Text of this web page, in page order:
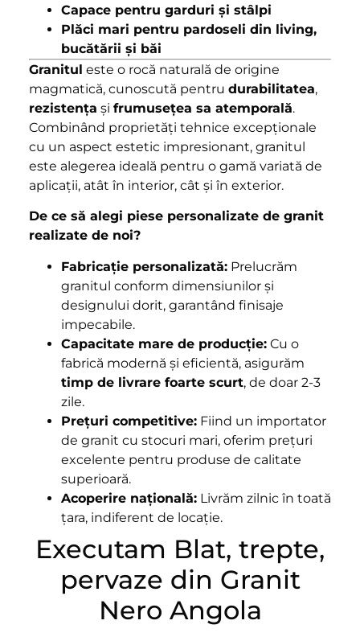
Capace pentru garduri și stâlpi
Plăci mari pentru pardoseli din living,
bucătării și băi
Granitul este o rocă naturală de origine
magmatică, cunoscută pentru durabilitatea,
rezistența și frumusețea sa atemporală.
Combinând proprietăți tehnice excepționale
cu un aspect estetic impresionant, granitul
este alegerea ideală pentru o gamă variată de
aplicații, atât în interior, cât și în exterior.
De ce să alegi piese personalizate de granit
realizate de noi?
Fabricație personalizată:Prelucrăm
granitul conform dimensiunilor și
designului dorit, garantând finisaje
impecabile.
Capacitate mare de producție:Cu o
fabrică modernă și eficientă, asigurăm
timp de livrare foarte scurt, de doar 2-3
zile.
Prețuri competitive:Fiind un importator
de granit cu stocuri mari, oferim prețuri
excelente pentru produse de calitate
superioară.
Acoperire națională:Livrăm zilnic în toată
țara, indiferent de locație.
Executam Blat, trepte,
pervaze din Granit
Nero Angola